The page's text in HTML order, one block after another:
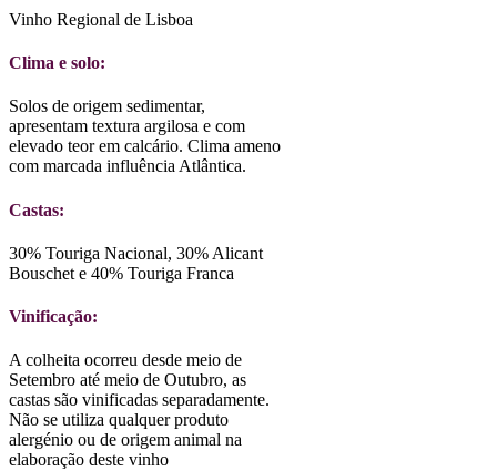
Vinho Regional de Lisboa
Clima e solo:
Solos de origem sedimentar,
apresentam textura argilosa e com
elevado teor em calcário. Clima ameno
com marcada influência Atlântica.
Castas:
30% Touriga Nacional, 30% Alicant
Bouschet e 40% Touriga Franca
Vinificação:
A colheita ocorreu desde meio de
Setembro até meio de Outubro, as
castas são vinificadas separadamente.
Não se utiliza qualquer produto
alergénio ou de origem animal na
elaboração deste vinho